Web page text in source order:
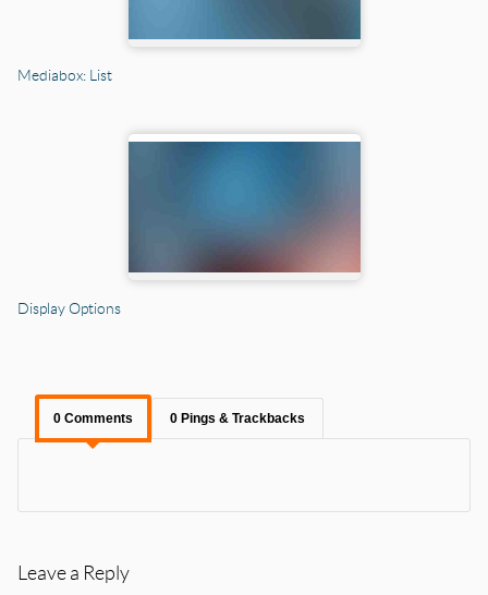
Mediabox: List
Display Options
0 Comments 0 Pings & Trackbacks
Leave a Reply